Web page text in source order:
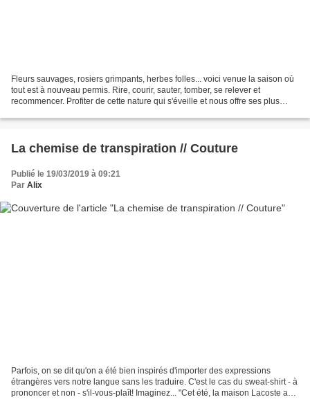
Fleurs sauvages, rosiers grimpants, herbes folles... voici venue la saison où
tout est à nouveau permis. Rire, courir, sauter, tomber, se relever et
recommencer. Profiter de cette nature qui s'éveille et nous offre ses plus
La chemise de transpiration // Couture
Publié le 19/03/2019 à 09:21
Par Alix
Parfois, on se dit qu'on a été bien inspirés d'importer des expressions
étrangères vers notre langue sans les traduire. C'est le cas du sweat-shirt - à
prononcer et non - s'il-vous-plaît! Imaginez... "Cet été, la maison Lacoste a